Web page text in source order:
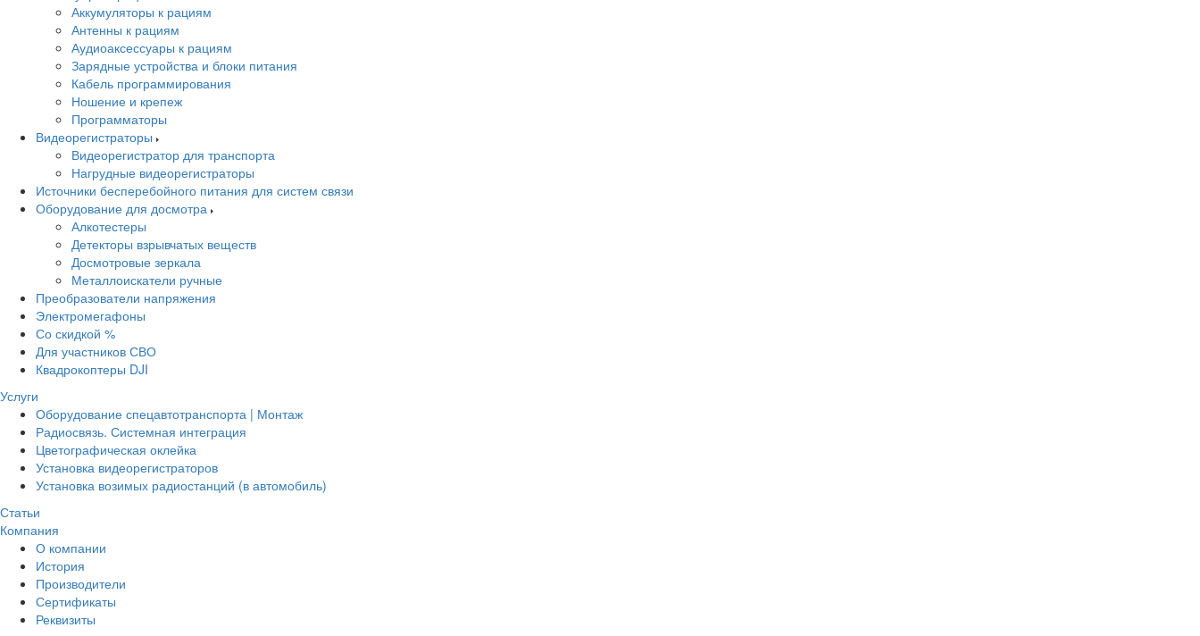
Аккумуляторы к рациям
Антенны к рациям
Аудиоаксессуары к рациям
Зарядные устройства и блоки питания
Кабель программирования
Ношение и крепеж
Программаторы
Видеорегистраторы
Видеорегистратор для транспорта
Нагрудные видеорегистраторы
Источники бесперебойного питания для систем связи
Оборудование для досмотра
Алкотестеры
Детекторы взрывчатых веществ
Досмотровые зеркала
Металлоискатели ручные
Преобразователи напряжения
Электромегафоны
Со скидкой %
Для участников СВО
Квадрокоптеры DJI
Услуги
Оборудование спецавтотранспорта | Монтаж
Радиосвязь. Системная интеграция
Цветографическая оклейка
Установка видеорегистраторов
Установка возимых радиостанций (в автомобиль)
Статьи
Компания
О компании
История
Производители
Сертификаты
Реквизиты